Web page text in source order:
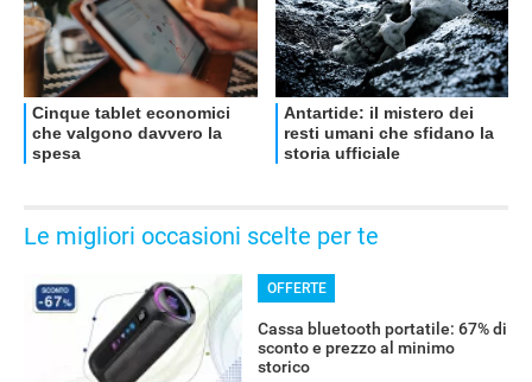
OFFERTE
Le migliori occasioni scelte per te
OFFERTE
Cassa bluetooth portatile: 67% di
sconto e prezzo al minimo
storico